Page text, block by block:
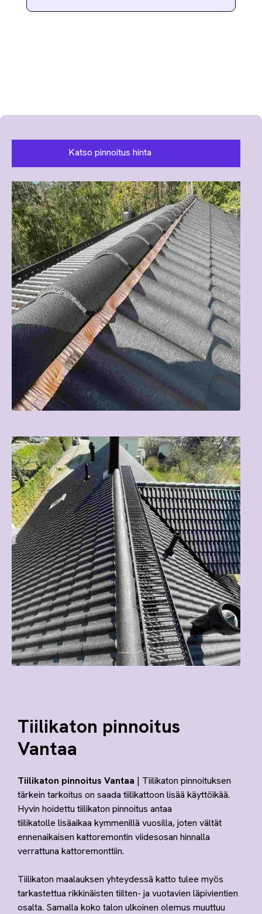
Tiilikaton pinnoitus
Vantaa
Tiilikaton pinnoitus Vantaa | Tiilikaton pinnoituksen
tärkein tarkoitus on saada tiilikattoon lisää käyttöikää.
Hyvin hoidettu tiilikaton pinnoitus antaa
tiilikatolle lisäaikaa kymmenillä vuosilla, joten vältät
ennenaikaisen kattoremontin viidesosan hinnalla
verrattuna kattoremonttiin.
Tiilikaton maalauksen yhteydessä katto tulee myös
tarkastettua rikkinäisten tiilten- ja vuotavien läpivientien
osalta. Samalla koko talon ulkoinen olemus muuttuu
Katso pinnoitus hinta